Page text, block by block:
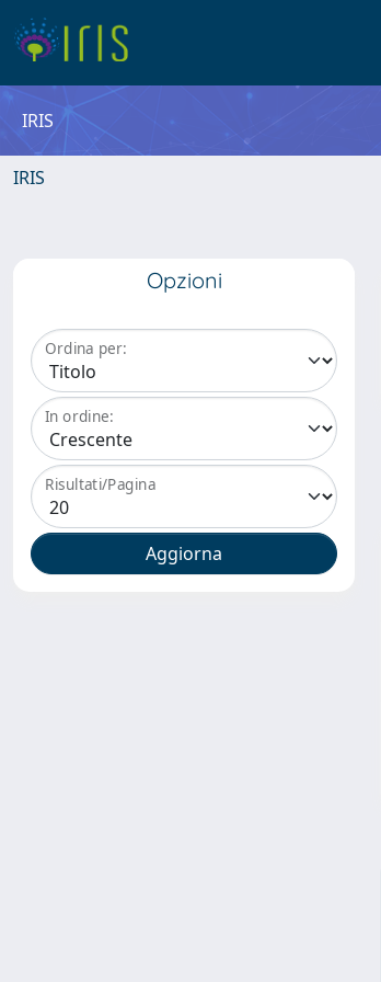
IRIS
IRIS
Opzioni
Ordina per:
In ordine:
Risultati/Pagina